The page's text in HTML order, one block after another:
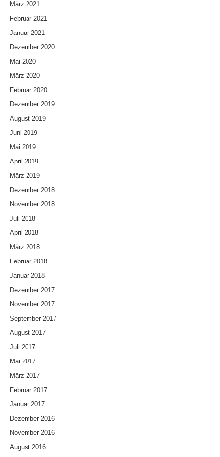
März 2021
Februar 2021
Januar 2021
Dezember 2020
Mai 2020
März 2020
Februar 2020
Dezember 2019
August 2019
Juni 2019
Mai 2019
April 2019
März 2019
Dezember 2018
November 2018
Juli 2018
April 2018
März 2018
Februar 2018
Januar 2018
Dezember 2017
November 2017
September 2017
August 2017
Juli 2017
Mai 2017
März 2017
Februar 2017
Januar 2017
Dezember 2016
November 2016
August 2016